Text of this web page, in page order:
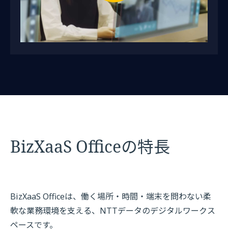
BizXaaS Officeの特長
BizXaaS Officeは、働く場所・時間・端末を問わない柔
軟な業務環境を支える、NTTデータのデジタルワークス
ペースです。